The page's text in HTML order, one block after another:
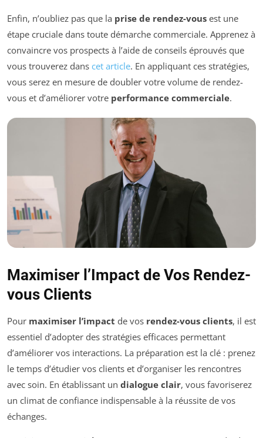
Enfin, n’oubliez pas que la prise de rendez-vous est une
étape cruciale dans toute démarche commerciale. Apprenez à
convaincre vos prospects à l’aide de conseils éprouvés que
vous trouverez dans cet article. En appliquant ces stratégies,
vous serez en mesure de doubler votre volume de rendez-
vous et d’améliorer votre performance commerciale.
Maximiser l’Impact de Vos Rendez-
vous Clients
Pour maximiser l’impact de vos rendez-vous clients, il est
essentiel d’adopter des stratégies efficaces permettant
d’améliorer vos interactions. La préparation est la clé : prenez
le temps d’étudier vos clients et d’organiser les rencontres
avec soin. En établissant un dialogue clair, vous favoriserez
un climat de confiance indispensable à la réussite de vos
échanges.